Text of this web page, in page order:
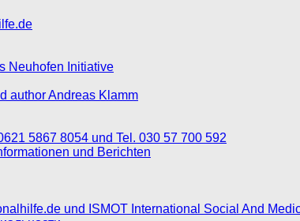
Neuhofen Initiative
author Andreas Klamm
5867 8054 und Tel. 030 57 700 592
und Berichten
und ISMOT International Social And